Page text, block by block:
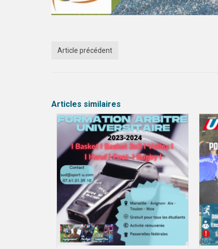
Article précédent
Articles similaires